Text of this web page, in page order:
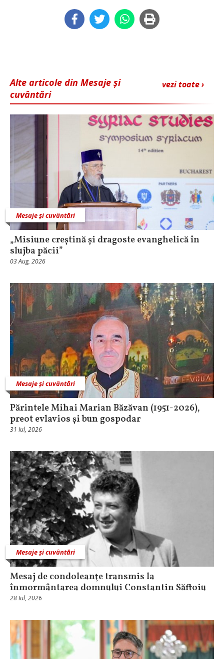
vezi toate ›
Alte articole din Mesaje și
cuvântări
Mesaje și cuvântări
„Misiune creștină și dragoste evanghelică în
slujba păcii”
03 Aug, 2026
Mesaje și cuvântări
Părintele Mihai Marian Băzăvan (1951-2026),
preot evlavios și bun gospodar
31 Iul, 2026
Mesaje și cuvântări
Mesaj de condoleanţe transmis la
înmormântarea domnului Constantin Săftoiu
28 Iul, 2026